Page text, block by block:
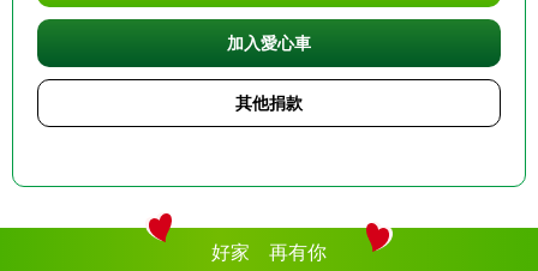
加入愛心車
其他捐款
好家 再有你